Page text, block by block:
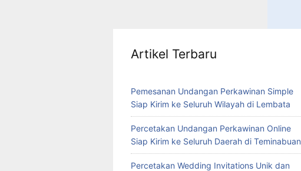
Artikel Terbaru
Pemesanan Undangan Perkawinan Simple
Siap Kirim ke Seluruh Wilayah di Lembata
Percetakan Undangan Perkawinan Online
Siap Kirim ke Seluruh Daerah di Teminabuan
Percetakan Wedding Invitations Unik dan